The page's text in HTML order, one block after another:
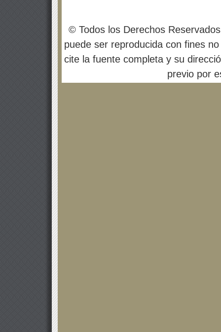
© Todos los Derechos
puede ser reproducida con fines
cite la fuente completa y su
previo por